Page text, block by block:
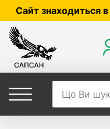
— по ціні та